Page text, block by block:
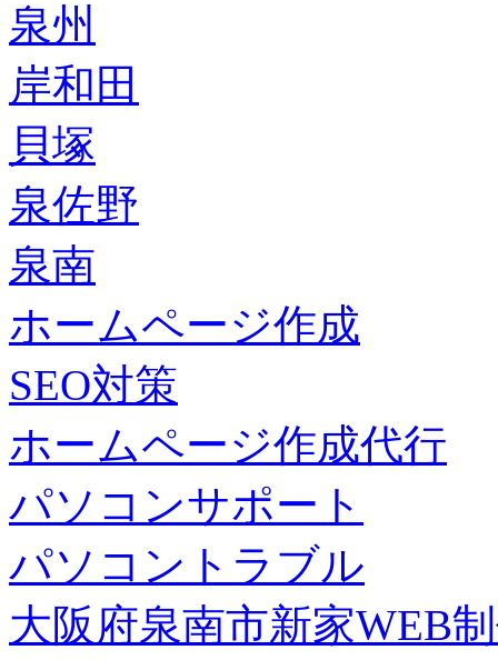
泉州
岸和田
貝塚
泉佐野
泉南
ホームページ作成
SEO対策
ホームページ作成代行
パソコンサポート
パソコントラブル
大阪府泉南市新家WEB